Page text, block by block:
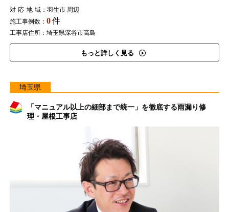
対応地域：羽生市 周辺
施工事例数： 0件
工事店住所：埼玉県深谷市高島
もっと詳しく見る
埼玉県
「マニュアル以上の細部まで統一」を徹底する雨漏り修
理・屋根工事店